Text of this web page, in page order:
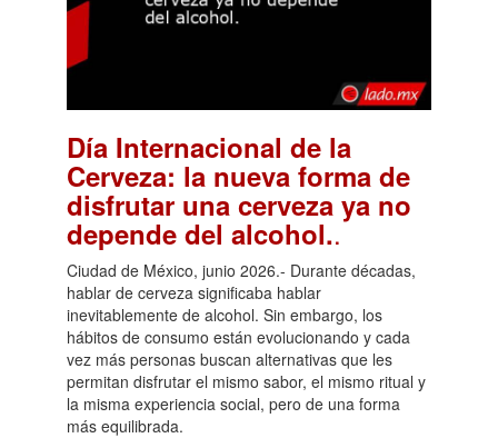
Día Internacional de la
Cerveza: la nueva forma de
disfrutar una cerveza ya no
depende del alcohol..
Ciudad de México, junio 2026.- Durante décadas,
hablar de cerveza significaba hablar
inevitablemente de alcohol. Sin embargo, los
hábitos de consumo están evolucionando y cada
vez más personas buscan alternativas que les
permitan disfrutar el mismo sabor, el mismo ritual y
la misma experiencia social, pero de una forma
más equilibrada.